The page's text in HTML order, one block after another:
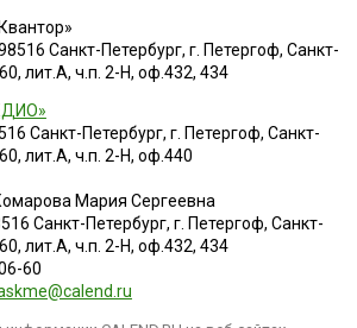
Санкт-Петербург, г. Петергоф, Санкт-
лит.А, ч.п. 2-Н, оф.432, 434
Санкт-Петербург, г. Петергоф, Санкт-
лит.А, ч.п. 2-Н, оф.440
Мария Сергеевна
Санкт-Петербург, г. Петергоф, Санкт-
лит.А, ч.п. 2-Н, оф.432, 434
60